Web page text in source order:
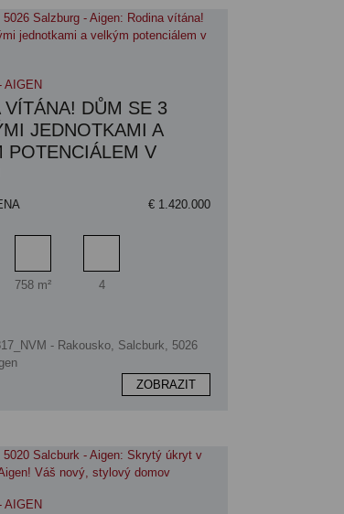
AIGEN
VÍTÁNA! DŮM SE 3
JEDNOTKAMI A
POTENCIÁLEM V
€ 1.420.000
prostorPlocha pozemku
758 m²
Počet parkovacích míst
4
- Rakousko, Salcburk, 5026
ZOBRAZIT
AIGEN